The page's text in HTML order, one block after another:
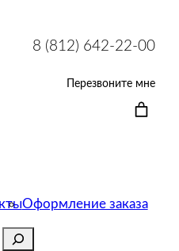
8 (812) 642-22-00
Перезвоните мне
Оформление заказа